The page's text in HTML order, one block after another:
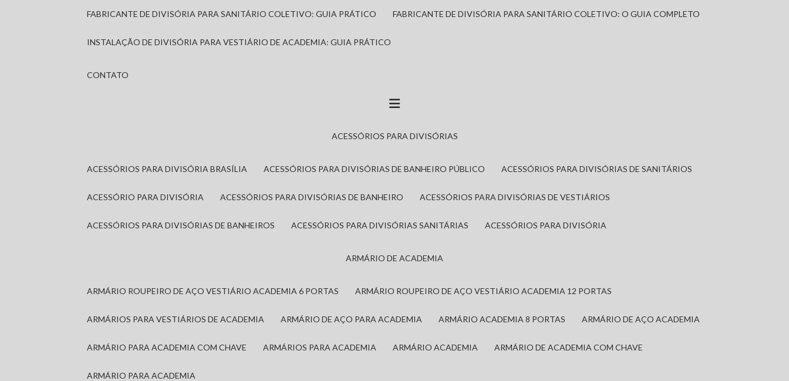
FABRICANTE DE DIVISÓRIA PARA SANITÁRIO COLETIVO: GUIA PRÁTICO FABRICANTE DE DIVISÓRIA PARA SANITÁRIO COLETIVO: O GUIA COMPLETO
INSTALAÇÃO DE DIVISÓRIA PARA VESTIÁRIO DE ACADEMIA: GUIA PRÁTICO
CONTATO
ACESSÓRIOS PARA DIVISÓRIAS
ACESSÓRIOS PARA DIVISÓRIA BRASÍLIA ACESSÓRIOS PARA DIVISÓRIAS DE BANHEIRO PÚBLICO ACESSÓRIOS PARA DIVISÓRIAS DE SANITÁRIOS
ACESSÓRIO PARA DIVISÓRIA ACESSÓRIOS PARA DIVISÓRIAS DE BANHEIRO ACESSÓRIOS PARA DIVISÓRIAS DE VESTIÁRIOS
ACESSÓRIOS PARA DIVISÓRIAS DE BANHEIROS ACESSÓRIOS PARA DIVISÓRIAS SANITÁRIAS ACESSÓRIOS PARA DIVISÓRIA
ARMÁRIO DE ACADEMIA
ARMÁRIO ROUPEIRO DE AÇO VESTIÁRIO ACADEMIA 6 PORTAS ARMÁRIO ROUPEIRO DE AÇO VESTIÁRIO ACADEMIA 12 PORTAS
ARMÁRIOS PARA VESTIÁRIOS DE ACADEMIA ARMÁRIO DE AÇO PARA ACADEMIA ARMÁRIO ACADEMIA 8 PORTAS ARMÁRIO DE AÇO ACADEMIA
ARMÁRIO PARA ACADEMIA COM CHAVE ARMÁRIOS PARA ACADEMIA ARMÁRIO ACADEMIA ARMÁRIO DE ACADEMIA COM CHAVE
ARMÁRIO PARA ACADEMIA